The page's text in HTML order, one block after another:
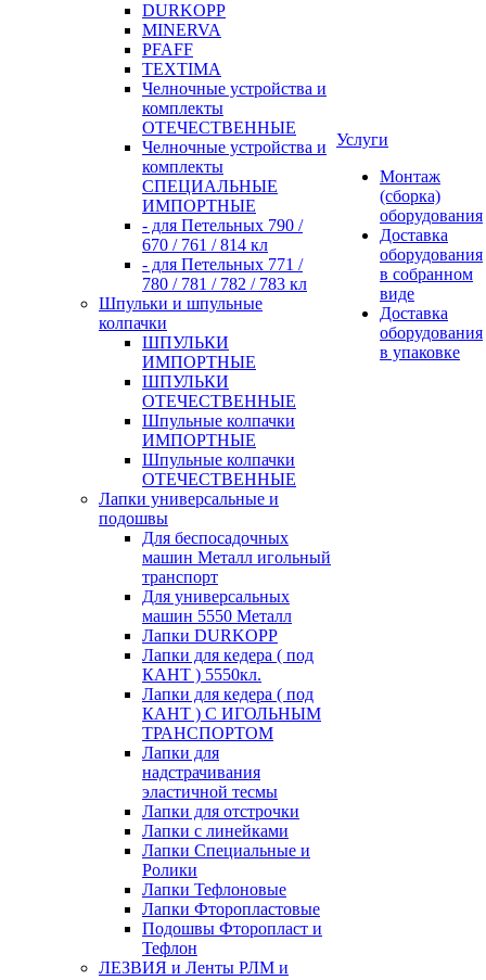
DURKOPP
MINERVA
PFAFF
TEXTIMA
Челночные устройства и
комплекты
ОТЕЧЕСТВЕННЫЕ
Челночные устройства и
комплекты
СПЕЦИАЛЬНЫЕ
ИМПОРТНЫЕ
- для Петельных 790 /
670 / 761 / 814 кл
- для Петельных 771 /
780 / 781 / 782 / 783 кл
Шпульки и шпульные
колпачки
ШПУЛЬКИ
ИМПОРТНЫЕ
ШПУЛЬКИ
ОТЕЧЕСТВЕННЫЕ
Шпульные колпачки
ИМПОРТНЫЕ
Шпульные колпачки
ОТЕЧЕСТВЕННЫЕ
Лапки универсальные и
подошвы
Для беспосадочных
машин Металл игольный
транспорт
Для универсальных
машин 5550 Металл
Лапки DURKOPP
Лапки для кедера ( под
КАНТ ) 5550кл.
Лапки для кедера ( под
КАНТ ) С ИГОЛЬНЫМ
ТРАНСПОРТОМ
Лапки для
надстрачивания
эластичной тесмы
Лапки для отстрочки
Лапки с линейками
Лапки Специальные и
Ролики
Лапки Тефлоновые
Лапки Фторопластовые
Подошвы Фторопласт и
Тефлон
ЛЕЗВИЯ и Ленты РЛМ и
Услуги
Монтаж
(сборка)
оборудования
Доставка
оборудования
в собранном
виде
Доставка
оборудования
в упаковке